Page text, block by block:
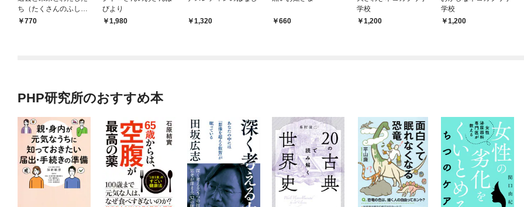
ち（たくさんのふしぎ
2023年4月号）
770
びより
1,980
1,320 660
学校
1,200
学校
1,200
PHP研究所のおすすめ本